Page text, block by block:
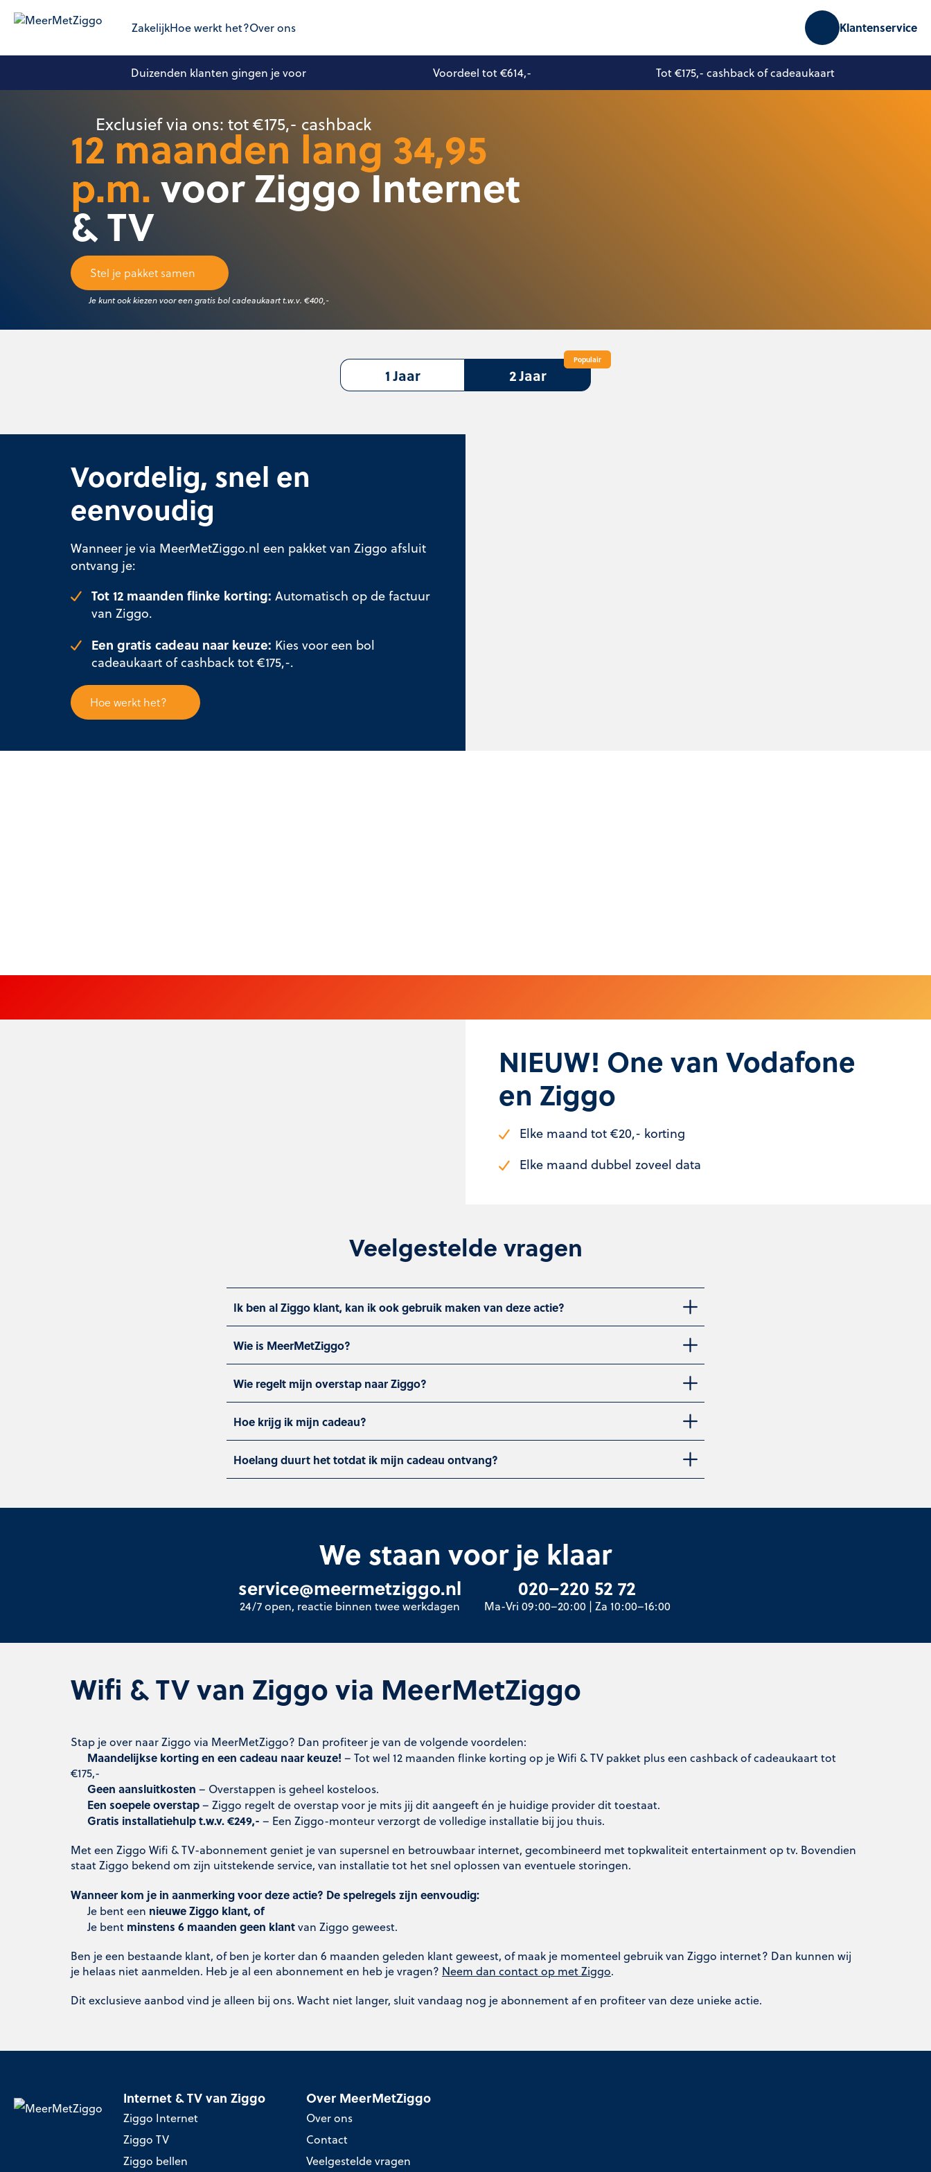
ZakelijkHoe werkt het?Over ons Klantenservice
Duizenden klanten gingen je voor Voordeel tot €614,- Tot €175,- cashback of cadeaukaart
Exclusief via ons: tot €175,- cashback
12 maanden lang 34,95
p.m.voor Ziggo Internet
& TV
Stel je pakket samen
Je kunt ook kiezen voor een gratis bol cadeaukaart t.w.v. €400,-
1 Jaar
Populair
Populair
2 Jaar
Voordelig, snel en
eenvoudig
Wanneer je via MeerMetZiggo.nl een pakket van Ziggo afsluit
ontvang je:
Tot 12 maanden flinke korting: Automatisch op de factuur
van Ziggo.
Een gratis cadeau naar keuze: Kies voor een bol
cadeaukaart of cashback tot €175,-.
Hoe werkt het?
NIEUW! One van Vodafone
en Ziggo
Elke maand tot €20,- korting
Elke maand dubbel zoveel data
Veelgestelde vragen
Ik ben al Ziggo klant, kan ik ook gebruik maken van deze actie?
Wie is MeerMetZiggo?
Wie regelt mijn overstap naar Ziggo?
Hoe krijg ik mijn cadeau?
Hoelang duurt het totdat ik mijn cadeau ontvang?
We staan voor je klaar
service@meermetziggo.nl
24/7 open, reactie binnen twee werkdagen
020–220 52 72
Ma-Vri 09:00–20:00 | Za 10:00–16:00
Wifi & TV van Ziggo via MeerMetZiggo
Stap je over naar Ziggo via MeerMetZiggo? Dan profiteer je van de volgende voordelen:
Maandelijkse korting en een cadeau naar keuze! – Tot wel 12 maanden flinke korting op je Wifi & TV pakket plus een cashback of cadeaukaart tot
€175,-
Geen aansluitkosten – Overstappen is geheel kosteloos.
Een soepele overstap– Ziggo regelt de overstap voor je mits jij dit aangeeft én je huidige provider dit toestaat.
Gratis installatiehulp t.w.v. €249,- – Een Ziggo-monteur verzorgt de volledige installatie bij jou thuis.
Met een Ziggo Wifi & TV-abonnement geniet je van supersnel en betrouwbaar internet, gecombineerd met topkwaliteit entertainment op tv. Bovendien
staat Ziggo bekend om zijn uitstekende service, van installatie tot het snel oplossen van eventuele storingen.
Wanneer kom je in aanmerking voor deze actie? De spelregels zijn eenvoudig:
Je bent een nieuwe Ziggo klant, of
Je bent minstens 6 maanden geen klantvan Ziggo geweest.
Ben je een bestaande klant, of ben je korter dan 6 maanden geleden klant geweest, of maak je momenteel gebruik van Ziggo internet? Dan kunnen wij
je helaas niet aanmelden. Heb je al een abonnement en heb je vragen? Neem dan contact op met Ziggo.
Dit exclusieve aanbod vind je alleen bij ons. Wacht niet langer, sluit vandaag nog je abonnement af en profiteer van deze unieke actie.
Internet & TV van Ziggo
Ziggo Internet
Ziggo TV
Ziggo bellen
Over MeerMetZiggo
Over ons
Contact
Veelgestelde vragen